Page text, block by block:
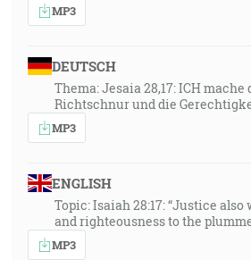
MP3
DEUTSCH
Thema: Jesaia 28,17: ICH mache
Richtschnur und die
MP3
ENGLISH
Topic: Isaiah 28:17: “Justice
and righteousness to the
MP3